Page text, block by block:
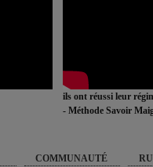
ils ont réussi leur
- Méthode Savoir
COMMUNAUTÉ